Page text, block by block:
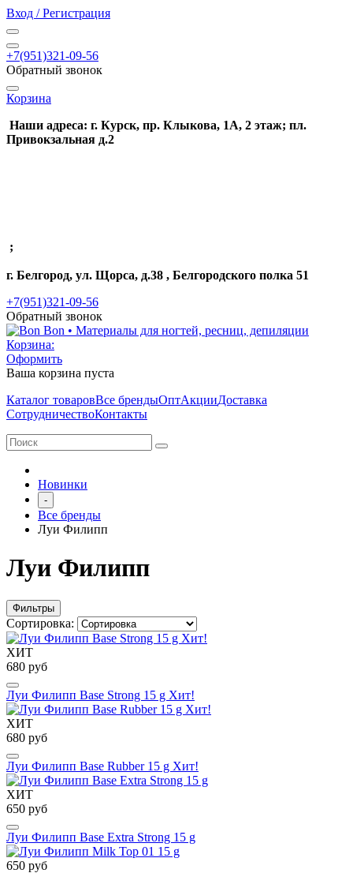
Вход / Регистрация
+7(951)321-09-56
Обратный звонок
Корзина
Наши адреса: г. Курск, пр. Клыкова, 1А, 2 этаж; пл.
Привокзальная д.2
;
г. Белгород, ул. Щорса, д.38 , Белгородского полка 51
+7(951)321-09-56
Обратный звонок
Корзина:
Оформить
Ваша корзина пуста
Каталог товаровВсе брендыОптАкцииДоставка
СотрудничествоКонтакты
Новинки
-
Все бренды
Луи Филипп
Луи Филипп
Фильтры
Сортировка:
ХИТ
680 руб
Луи Филипп Base Strong 15 g Хит!
ХИТ
680 руб
Луи Филипп Base Rubber 15 g Хит!
ХИТ
650 руб
Луи Филипп Base Extra Strong 15 g
650 руб